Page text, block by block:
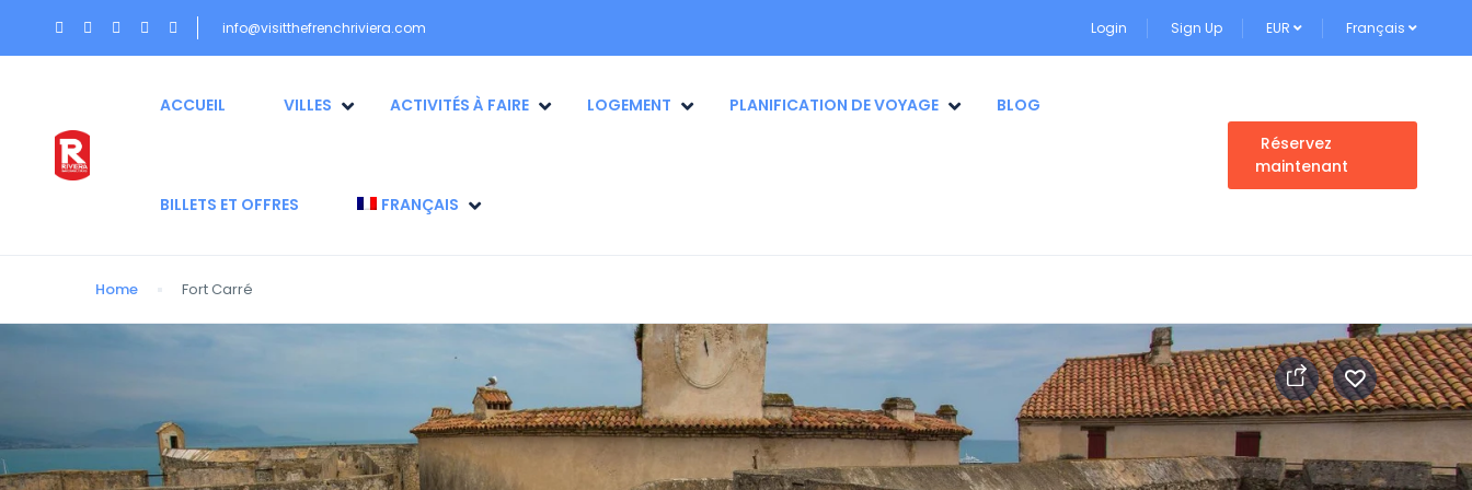
info@visitthefrenchriviera.com Login Sign Up EUR Français
ACCUEIL VILLES ACTIVITÉS À FAIRE LOGEMENT PLANIFICATION DE VOYAGE BLOG
BILLETS ET OFFRES FRANÇAIS
Réservez
maintenant
Home Fort Carré